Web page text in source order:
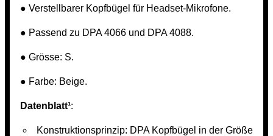
● Verstellbarer Kopfbügel für Headset-Mikrofone.
● Passend zu DPA 4066 und DPA 4088.
● Grösse: S.
● Farbe: Beige.
Datenblatt¹:
Konstruktionsprinzip: DPA Kopfbügel in der Größe